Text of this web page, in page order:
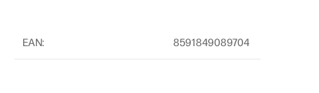
EAN: 8591849089704